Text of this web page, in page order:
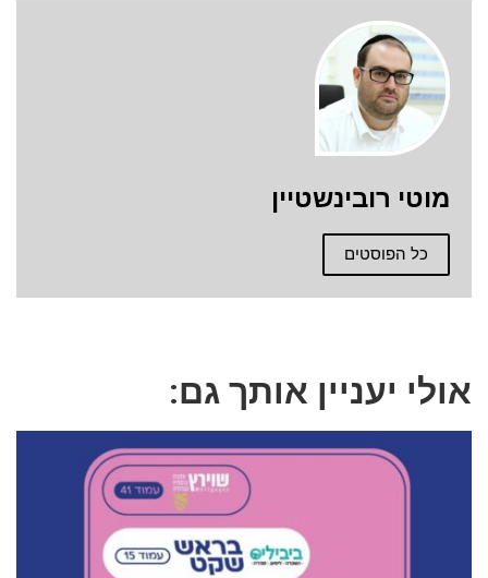
מוטי רובינשטיין
כל הפוסטים
אולי יעניין אותך גם: